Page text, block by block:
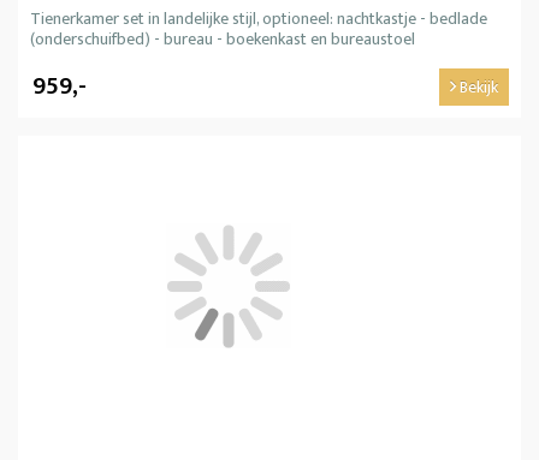
Tienerkamer set in landelijke stijl, optioneel: nachtkastje - bedlade
(onderschuifbed) - bureau - boekenkast en bureaustoel
959,- Bekijk